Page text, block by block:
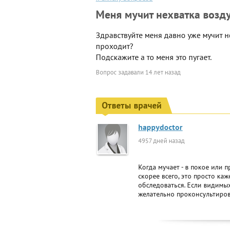
Меня мучит нехватка
Здравствуйте меня давно уже мучит
проходит?
Подскажите а то меня это пугает.
Вопрос задавали 14 лет назад
Ответы врачей
happydoctor
4957 дней назад
Когда мучает - в покое или
скорее всего, это просто
обследоваться. Если
желательно